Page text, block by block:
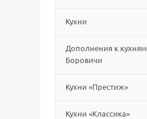
Кухни
Дополнения к кухням
Боровичи
Кухни «Престиж»
Кухни «Классика»